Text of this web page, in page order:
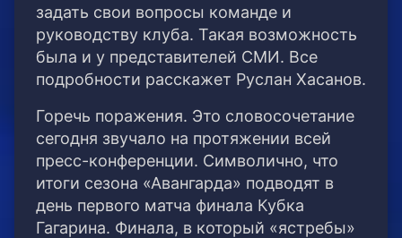
задать свои вопросы команде и
руководству клуба. Такая возможность
была и у представителей СМИ. Все
подробности расскажет Руслан Хасанов.
Горечь поражения. Это словосочетание
сегодня звучало на протяжении всей
пресс-конференции. Символично, что
итоги сезона «Авангарда» подводят в
день первого матча финала Кубка
Гагарина. Финала, в который «ястребы»